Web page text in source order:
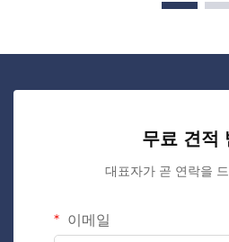
무료 견적
대표자가 곧 연락을
이메일